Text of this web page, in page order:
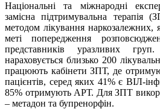
Національні та міжнародні
замісна підтримувальна терапія
методом лікування
меті попередження
представників уразливих
нараховується близько 200
працюють кабінети ЗПТ, де
пацієнтів, серед яких 41% є ВІЛ-
85% отримують АРТ. Для ЗПТ
– метадон та бупренорфін.